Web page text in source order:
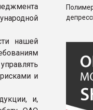
нашей
и
и,